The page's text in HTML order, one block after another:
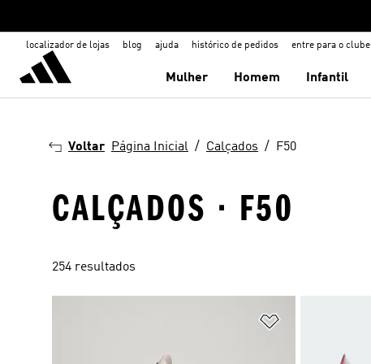
localizador de lojas blog ajuda histórico de pedidos entre para o clube
Mulher Homem Infantil
Voltar Página Inicial Calçados F50
CALÇADOS · F50
254 resultados